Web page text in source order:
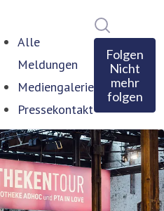
Alle
Meldungen
Mediengalerie
Pressekontakt
Folgen
Nicht
mehr
folgen